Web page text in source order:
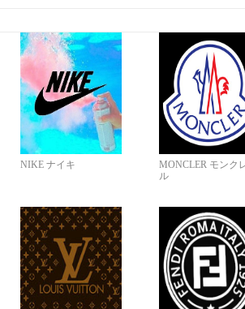
NIKE ナイキ
MONCLER モンク
ル